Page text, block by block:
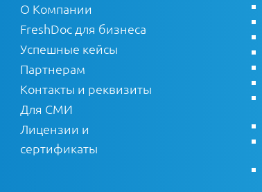
О Компании
FreshDoc для бизнеса
Успешные кейсы
Партнерам
Контакты и реквизиты
Для СМИ
Лицензии и
сертификаты